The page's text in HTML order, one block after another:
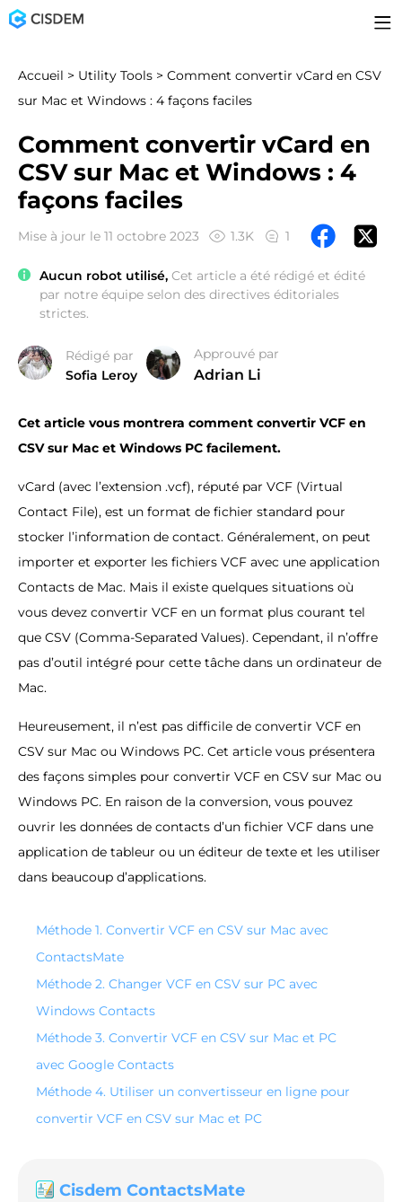
Accueil > Utility Tools > Comment convertir vCard en CSV
sur Mac et Windows : 4 façons faciles
Comment convertir vCard en
CSV sur Mac et Windows : 4
façons faciles
Mise à jour le 11 octobre 2023 1.3K 1
Aucun robot utilisé, Cet article a été rédigé et édité
par notre équipe selon des directives éditoriales
strictes.
Rédigé par
Sofia Leroy
Approuvé par
Adrian Li
Cet article vous montrera comment convertir VCF en
CSV sur Mac et Windows PC facilement.
vCard (avec l’extension .vcf), réputé par VCF (Virtual
Contact File), est un format de fichier standard pour
stocker l’information de contact. Généralement, on peut
importer et exporter les fichiers VCF avec une application
Contacts de Mac. Mais il existe quelques situations où
vous devez convertir VCF en un format plus courant tel
que CSV (Comma-Separated Values). Cependant, il n’offre
pas d’outil intégré pour cette tâche dans un ordinateur de
Mac.
Heureusement, il n’est pas difficile de convertir VCF en
CSV sur Mac ou Windows PC. Cet article vous présentera
des façons simples pour convertir VCF en CSV sur Mac ou
Windows PC. En raison de la conversion, vous pouvez
ouvrir les données de contacts d’un fichier VCF dans une
application de tableur ou un éditeur de texte et les utiliser
dans beaucoup d’applications.
Méthode 1. Convertir VCF en CSV sur Mac avec
ContactsMate
Méthode 2. Changer VCF en CSV sur PC avec
Windows Contacts
Méthode 3. Convertir VCF en CSV sur Mac et PC
avec Google Contacts
Méthode 4. Utiliser un convertisseur en ligne pour
convertir VCF en CSV sur Mac et PC
Cisdem ContactsMate